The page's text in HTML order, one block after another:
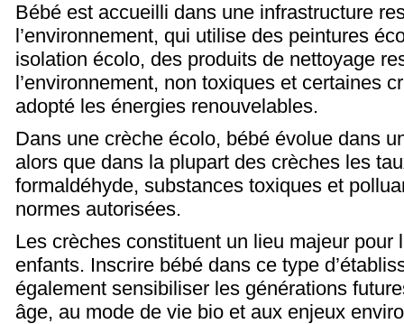
Bébé est accueilli dans une infrastructure
l’environnement, qui utilise des peintures
isolation écolo, des produits de nettoyage
l’environnement, non toxiques et certaines
adopté les énergies renouvelables.
Dans une crèche écolo, bébé évolue dans
alors que dans la plupart des crèches les
formaldéhyde, substances toxiques et
normes autorisées.
Les crèches constituent un lieu majeur pour
enfants. Inscrire bébé dans ce type
également sensibiliser les générations
âge, au mode de vie bio et aux enjeux